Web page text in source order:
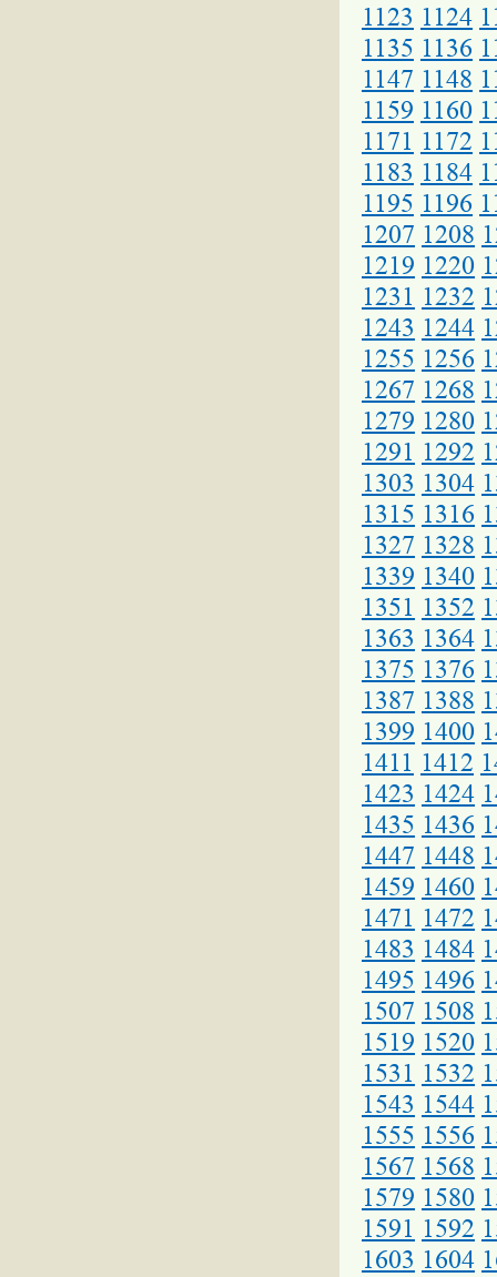
1123 1124
1135 1136
1147 1148
1159 1160
1171 1172
1183 1184
1195 1196
1207 1208
1219 1220
1231 1232
1243 1244
1255 1256
1267 1268
1279 1280
1291 1292
1303 1304
1315 1316
1327 1328
1339 1340
1351 1352
1363 1364
1375 1376
1387 1388
1399 1400
1411 1412
1423 1424
1435 1436
1447 1448
1459 1460
1471 1472
1483 1484
1495 1496
1507 1508
1519 1520
1531 1532
1543 1544
1555 1556
1567 1568
1579 1580
1591 1592
1603 1604